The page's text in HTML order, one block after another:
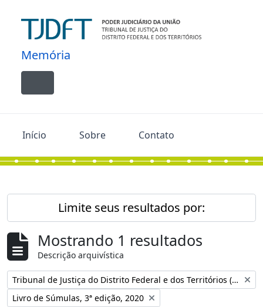
Memória
Toggle navigation
Início Sobre Contato
Limite seus resultados por:
Mostrando 1 resultados
Descrição arquivística
Remover filtro:
Tribunal de Justiça do Distrito Federal e dos Territórios (Brasil)
Remover filtro:
Livro de Súmulas, 3ª edição, 2020